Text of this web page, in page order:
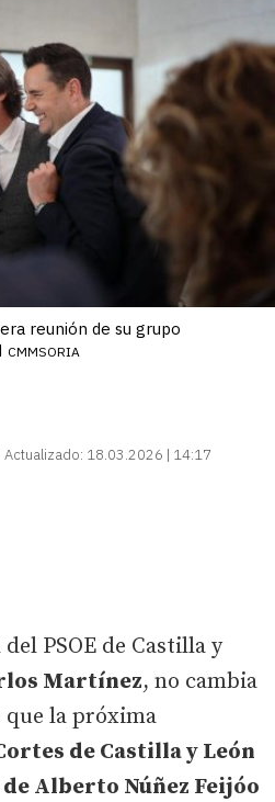
reunión de su grupo
CMMSORIA
Actualizado: 18.03.2026 | 14:17
PSOE de Castilla y
Martínez, no cambia
que la próxima
de Castilla y León
Alberto Núñez Feijóo